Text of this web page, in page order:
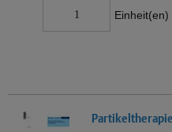
Einheit(en)